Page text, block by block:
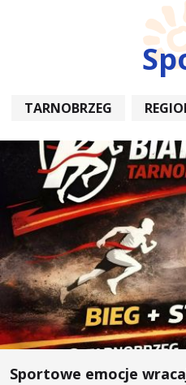
TARNOBRZEG
Sportowe emocje